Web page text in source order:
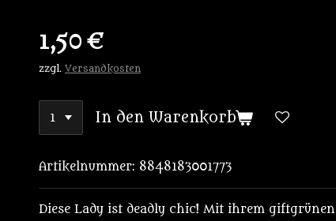
1,50 €
zzgl. Versandkosten
In den Warenkorb
Artikelnummer: 8848183001773
Diese Lady ist deadly chic! Mit ihrem giftgrünen